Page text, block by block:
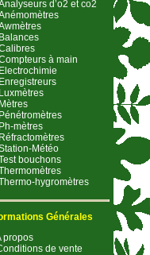
d’o2 et co2
Balances
à main
Electrochimie
Enregistreurs
Luxmètres
Mètres
Pénétromètres
Ph-mètres
Réfractomètres
Météo
bouchons
hygromètres
Générales
propos
de vente